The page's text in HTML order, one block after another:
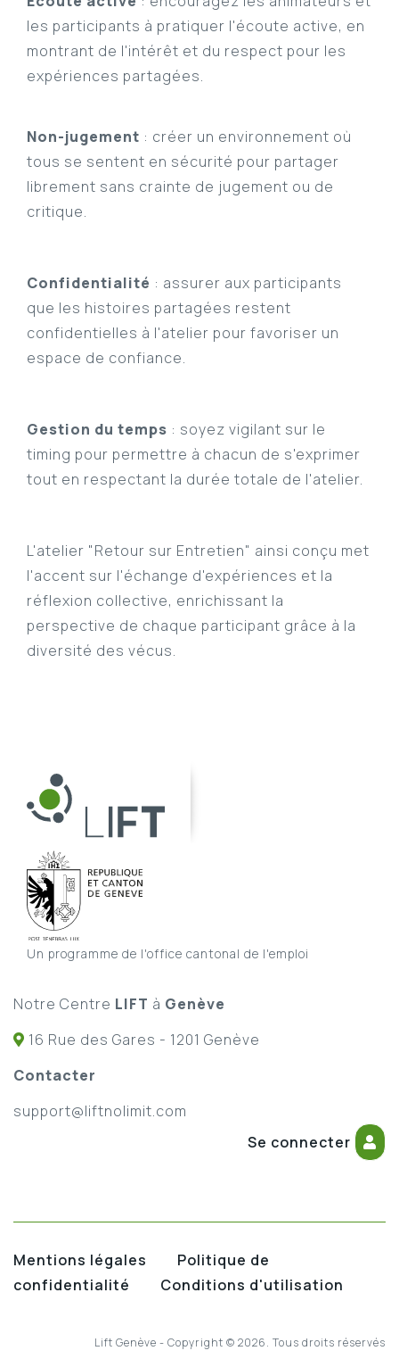
les participants à pratiquer l'écoute active, en
montrant de l'intérêt et du respect pour les
expériences partagées.
Non-jugement : créer un environnement où
tous se sentent en sécurité pour partager
librement sans crainte de jugement ou de
critique.
Confidentialité : assurer aux participants
que les histoires partagées restent
confidentielles à l'atelier pour favoriser un
espace de confiance.
Gestion du temps : soyez vigilant sur le
timing pour permettre à chacun de s'exprimer
tout en respectant la durée totale de l'atelier.
L'atelier "Retour sur Entretien" ainsi conçu met
l'accent sur l'échange d'expériences et la
réflexion collective, enrichissant la
perspective de chaque participant grâce à la
diversité des vécus.
Un programme de l'office cantonal de l'emploi
Notre Centre LIFT à Genève
16 Rue des Gares - 1201 Genève
Contacter
support@liftnolimit.com
Se connecter
Mentions légales
Politique de
confidentialité
Conditions d'utilisation
Lift Genève - Copyright © 2026. Tous droits réservés